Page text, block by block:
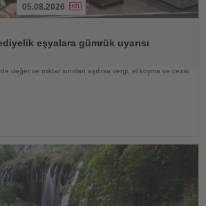
05.08.2026
eşyalara gümrük uyarısı
değer ve miktar sınırları aşılırsa vergi, el koyma ve cezai